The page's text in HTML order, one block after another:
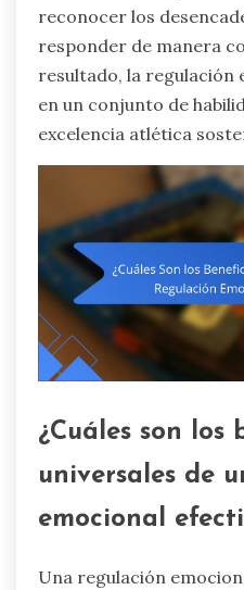
reconocer los
responder de manera
resultado, la regulación
en un conjunto de
excelencia atlética
¿Cuáles son los
universales de
emocional
Una regulación